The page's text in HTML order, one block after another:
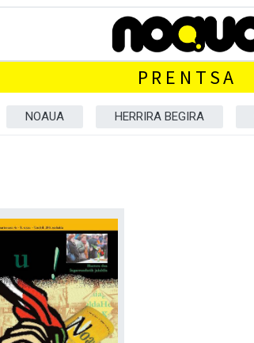
PRENTSA
NOAUA HERRIRA BEGIRA